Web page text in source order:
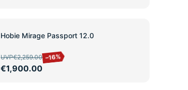
SALE
Hobie Mirage Passport 12.0
UVP€2,259.00 –16%
€1,900.00